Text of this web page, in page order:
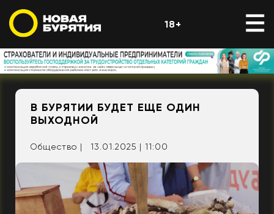
18+
В БУРЯТИИ БУДЕТ ЕЩЕ ОДИН
ВЫХОДНОЙ
Общество | 13.01.2025 | 11:00